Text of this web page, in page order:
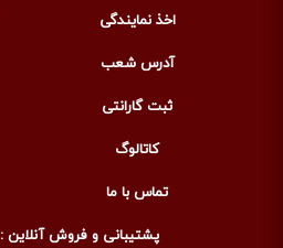
اخذ نمایندگی
آدرس شعب
ثبت گارانتی
کاتالوگ
تماس با ما
پشتیبانی و فروش آنلاین : ۰۹۰۰۴۸۶۴۷۹۲